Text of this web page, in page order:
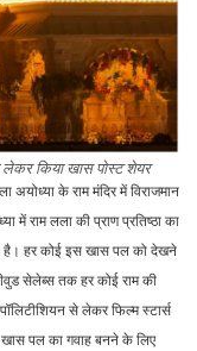
लेकर किया खास पोस्ट शेयर
के राम मंदिर में विराजमान
में राम लला की प्राण प्रतिष्ठा का
है। हर कोई इस खास पल को देखने
सेलेब्स तक हर कोई राम की
से लेकर फिल्म स्टार्स
खास पल का गवाह बनने के लिए